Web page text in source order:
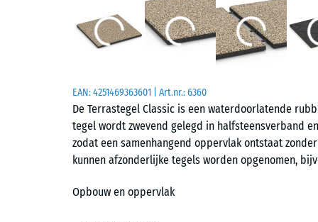
EAN:4251469363601 | Art.nr.:6360
De Terrastegel Classic is een waterdoorlatende
tegel wordt zwevend gelegd in halfsteensverband
zodat een samenhangend oppervlak ontstaat
kunnen afzonderlijke tegels worden opgenomen,
Opbouw en oppervlak